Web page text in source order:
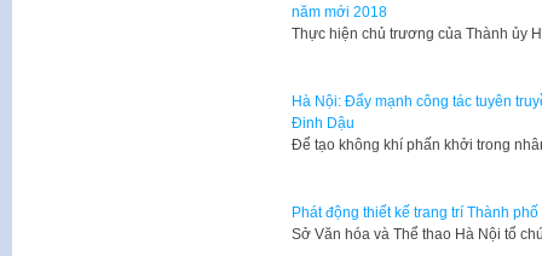
năm mới 2018
Thực hiện chủ trương của Thành ủy
Hà Nội: Đẩy mạnh công tác tuyên
Đinh Dậu
Để tạo không khí phấn khởi trong
Phát động thiết kế trang trí Thành
Sở Văn hóa và Thể thao Hà Nội tổ